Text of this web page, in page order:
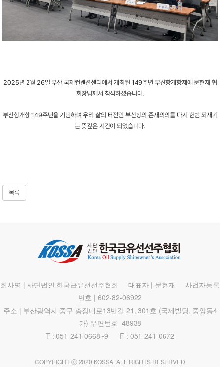
2025년 2월 26일 부산 국제컨벤션센터에서 개최된 149주년 부산항개항제에 문현재 협
회장님께서 참석하셨습니다.
부산항개항 149주년을 기념하여 우리 삶의 터전인 부산항의 존재의의를 다시 한번 되새기
는 뜻깊은 시간이 되었습니다.
목록
회사명 | 사단법인 한국급유선선주협회 대표자 | 문현재 사업자등록
번호 | 602-82-06922
주소 | 부산광역시 중구 충장대로13번길 21, 301호 (국제빌딩, 중앙동4
가) 우편번호 48938
T : 051-241-0668~9 F : 051-241-0672
COPYRIGHT ⓒ 2020 KOSSA. ALL RIGHTS RESERVED